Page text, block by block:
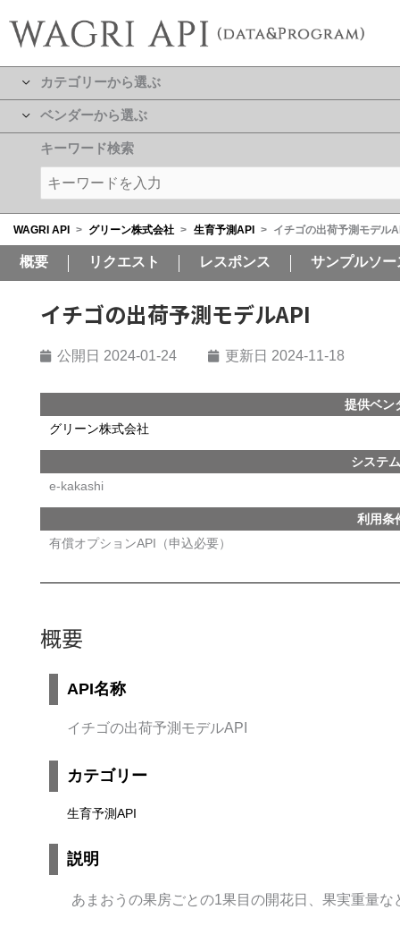
カテゴリーから選ぶ
ベンダーから選ぶ
キーワード検索
WAGRI API > グリーン株式会社 > 生育予測API > イチゴの出荷予測モデル
概要 リクエスト レスポンス サンプルソ
イチゴの出荷予測モデルAPI
公開日 2024-01-24 更新日 2024-11-18
提供ベン
グリーン株式会社
システ
e-kakashi
利用条
有償オプションAPI（申込必要）
概要
API名称
イチゴの出荷予測モデルAPI
カテゴリー
生育予測API
説明
あまおうの果房ごとの1果目の開花日、果実重量